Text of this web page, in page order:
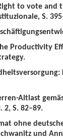
to vote
S.
Productivity
Altlast
2, S. 82–89.
ohne
und